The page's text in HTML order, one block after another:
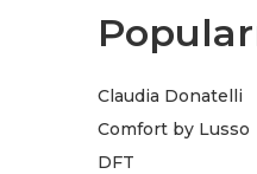
Claudia Donatelli
Comfort by Lusso
DFT